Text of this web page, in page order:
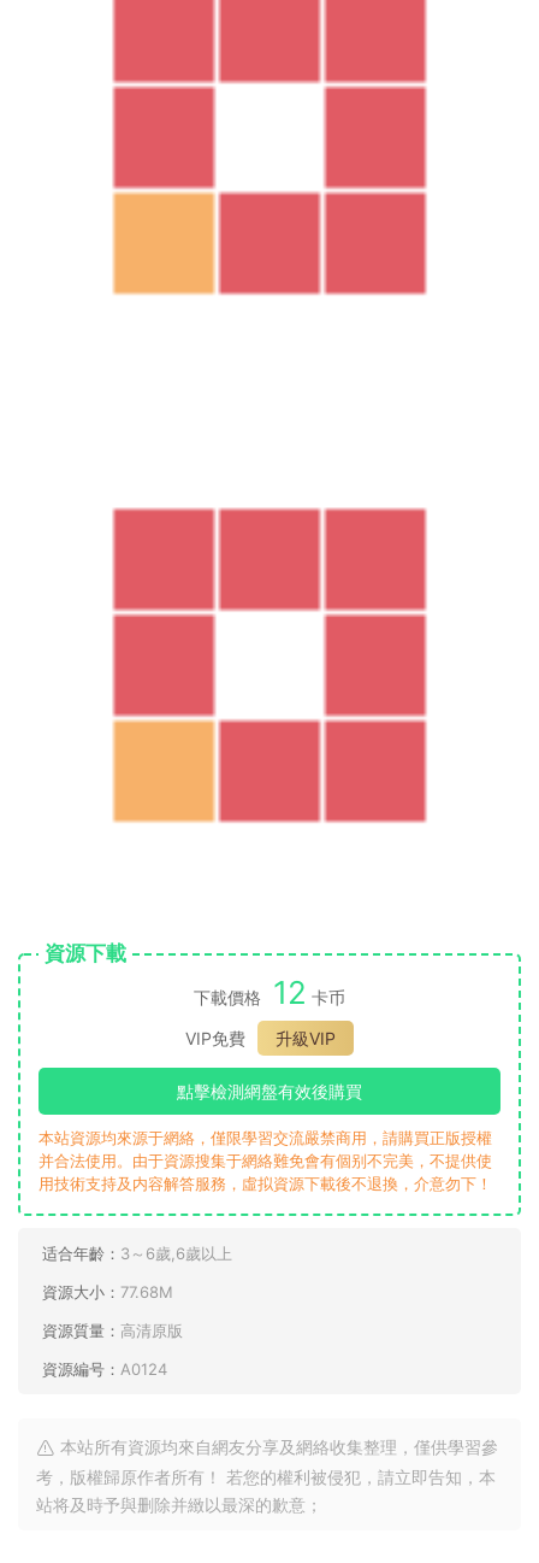
資源下載
下載價格 12 卡币
VIP免費
升級VIP
點擊檢測網盤有效後購買
本站資源均來源于網絡，僅限學習交流嚴禁商用，請購買正版授權
并合法使用。由于資源搜集于網絡難免會有個别不完美，不提供使
用技術支持及内容解答服務，虛拟資源下載後不退換，介意勿下！
适合年齡： 3～6歲,6歲以上
資源大小： 77.68M
資源質量： 高清原版
資源編号： A0124
本站所有資源均來自網友分享及網絡收集整理，僅供學習參
考，版權歸原作者所有！ 若您的權利被侵犯，請立即告知，本
站将及時予與删除并緻以最深的歉意；